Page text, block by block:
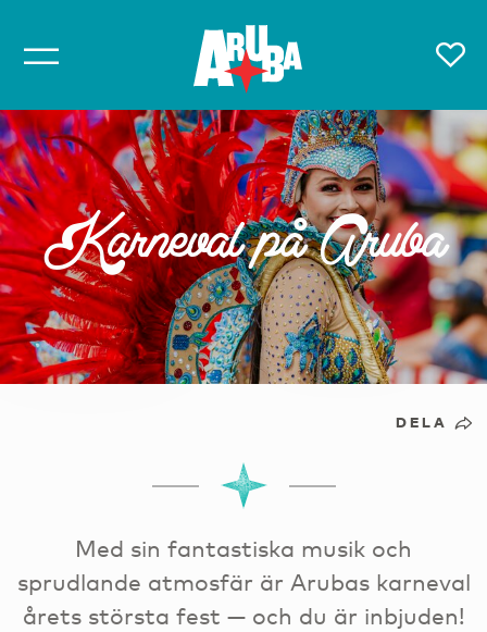
Karneval på Aruba
DELA
Med sin fantastiska musik och
sprudlande atmosfär är Arubas karneval
årets största fest — och du är inbjuden!